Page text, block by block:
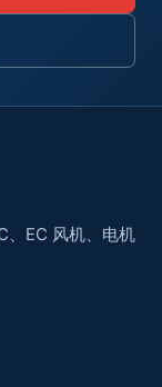
、EC 风机、电机